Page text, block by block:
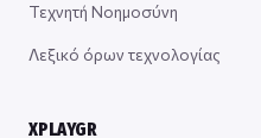
Τεχνητή Νοημοσύνη
Λεξικό όρων τεχνολογίας
XPLAYGR